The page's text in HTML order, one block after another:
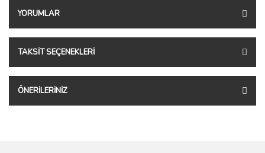
YORUMLAR
TAKSIT SEÇENEKLERI
ÖNERILERINIZ